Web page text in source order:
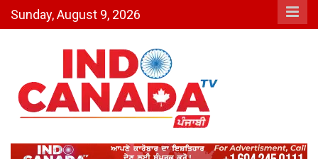
Sunday, August 9, 2026
Indo Canada TV – The Most